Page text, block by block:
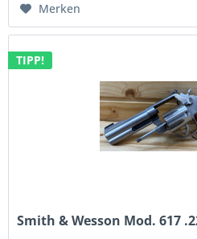
Merken
TIPP!
Smith & Wesson Mod. 617